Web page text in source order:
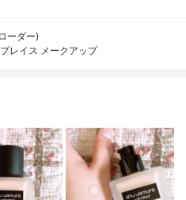
ーダー)
レイス メークアップ